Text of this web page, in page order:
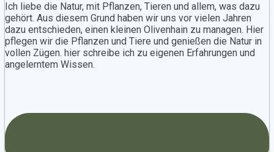
Ich liebe die Natur, mit Pflanzen, Tieren und allem, was dazu
gehört. Aus diesem Grund haben wir uns vor vielen Jahren
dazu entschieden, einen kleinen Olivenhain zu managen. Hier
pflegen wir die Pflanzen und Tiere und genießen die Natur in
vollen Zügen. hier schreibe ich zu eigenen Erfahrungen und
angelerntem Wissen.